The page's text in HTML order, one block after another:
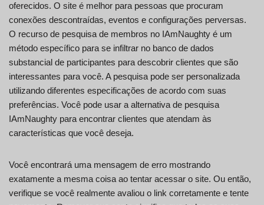
oferecidos. O site é melhor para pessoas que procuram
conexões descontraídas, eventos e configurações perversas.
O recurso de pesquisa de membros no IAmNaughty é um
método específico para se infiltrar no banco de dados
substancial de participantes para descobrir clientes que são
interessantes para você. A pesquisa pode ser personalizada
utilizando diferentes especificações de acordo com suas
preferências. Você pode usar a alternativa de pesquisa
IAmNaughty para encontrar clientes que atendam às
características que você deseja.
Você encontrará uma mensagem de erro mostrando
exatamente a mesma coisa ao tentar acessar o site. Ou então,
verifique se você realmente avaliou o link corretamente e tente